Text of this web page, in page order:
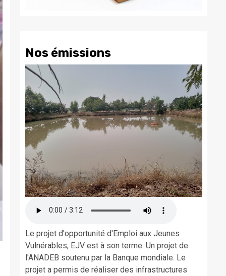
Nos émissions
Le projet d'opportunité d'Emploi aux Jeunes
Vulnérables, EJV est à son terme. Un projet de
l'ANADEB soutenu par la Banque mondiale. Le
projet a permis de réaliser des infrastructures